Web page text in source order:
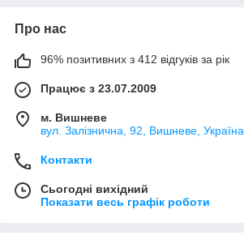
Про нас
96% позитивних з 412 відгуків за рік
Працює з 23.07.2009
м. Вишневе
вул. Залізнична, 92, Вишневе, Україна
Контакти
Сьогодні вихідний
Показати весь графік роботи